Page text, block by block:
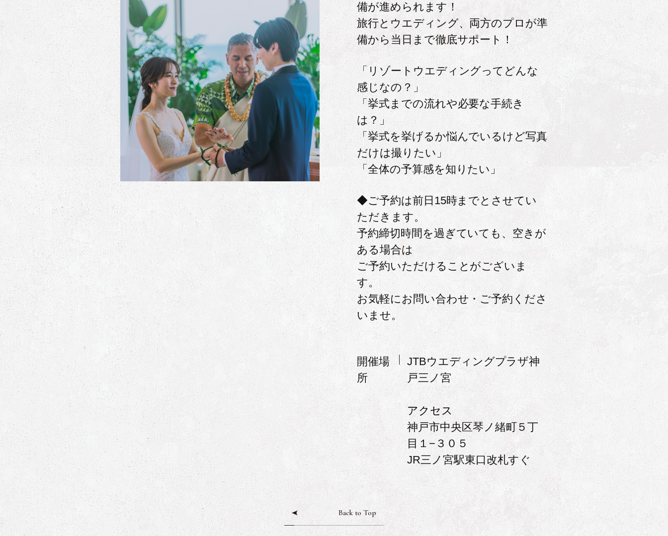
備が進められます！
旅行とウエディング、両方のプロが準
備から当日まで徹底サポート！
「リゾートウエディングってどんな
感じなの？」
「挙式までの流れや必要な手続き
は？」
「挙式を挙げるか悩んでいるけど写真
だけは撮りたい」
「全体の予算感を知りたい」
◆ご予約は前日15時までとさせてい
ただきます。
予約締切時間を過ぎていても、空きが
ある場合は
ご予約いただけることがございま
す。
お気軽にお問い合わせ・ご予約くださ
いませ。
開催場
所
JTBウエディングプラザ神
戸三ノ宮
アクセス
神戸市中央区琴ノ緒町５丁
目１−３０５
JR三ノ宮駅東口改札すぐ
Back to Top